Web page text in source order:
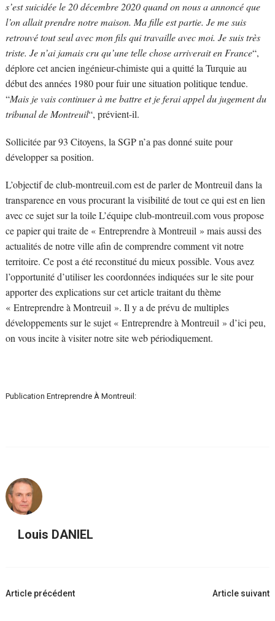
s’est suicidée le 20 décembre 2020 quand on nous a annoncé que
l’on allait prendre notre maison. Ma fille est partie. Je me suis
retrouvé tout seul avec mon fils qui travaille avec moi. Je suis très
triste. Je n’ai jamais cru qu’une telle chose arriverait en France“,
déplore cet ancien ingénieur-chimiste qui a quitté la Turquie au
début des années 1980 pour fuir une situation politique tendue.
“Mais je vais continuer à me battre et je ferai appel du jugement du
tribunal de Montreuil“, prévient-il.
Sollicitée par 93 Citoyens, la SGP n’a pas donné suite pour
développer sa position.
L’objectif de club-montreuil.com est de parler de Montreuil dans la
transparence en vous procurant la visibilité de tout ce qui est en lien
avec ce sujet sur la toile L’équipe club-montreuil.com vous propose
ce papier qui traite de « Entreprendre à Montreuil » mais aussi des
actualités de notre ville afin de comprendre comment vit notre
territoire. Ce post a été reconstitué du mieux possible. Vous avez
l’opportunité d’utiliser les coordonnées indiquées sur le site pour
apporter des explications sur cet article traitant du thème
« Entreprendre à Montreuil ». Il y a de prévu de multiples
développements sur le sujet « Entreprendre à Montreuil » d’ici peu,
on vous incite à visiter notre site web périodiquement.
Publication Entreprendre À Montreuil:
Louis DANIEL
Navigation
Article précédent Article suivant